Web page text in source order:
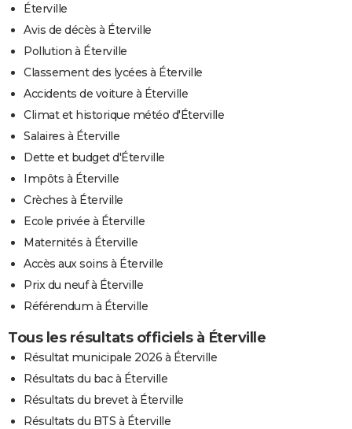
Éterville
Avis de décès à Éterville
Pollution à Éterville
Classement des lycées à Éterville
Accidents de voiture à Éterville
Climat et historique météo d'Éterville
Salaires à Éterville
Dette et budget d'Éterville
Impôts à Éterville
Crèches à Éterville
Ecole privée à Éterville
Maternités à Éterville
Accès aux soins à Éterville
Prix du neuf à Éterville
Référendum à Éterville
Tous les résultats officiels à Éterville
Résultat municipale 2026 à Éterville
Résultats du bac à Éterville
Résultats du brevet à Éterville
Résultats du BTS à Éterville